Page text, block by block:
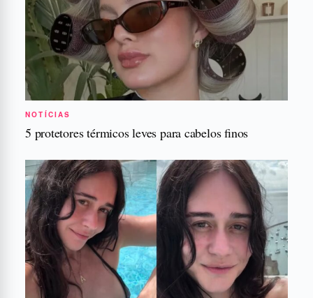
NOTÍCIAS
5 protetores térmicos leves para cabelos finos